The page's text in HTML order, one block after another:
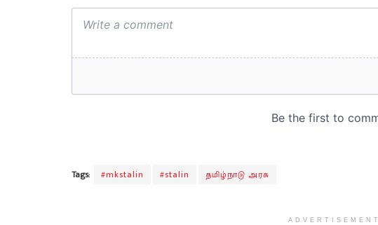
Tags: #mkstalin #stalin தமிழ்நாடு அரசு
ADVERTISEMENT